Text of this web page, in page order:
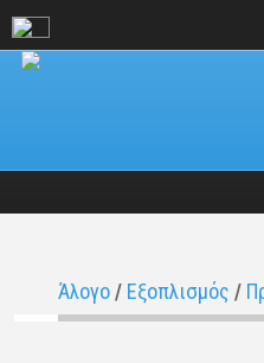
Άλογο/ Εξοπλισμός /